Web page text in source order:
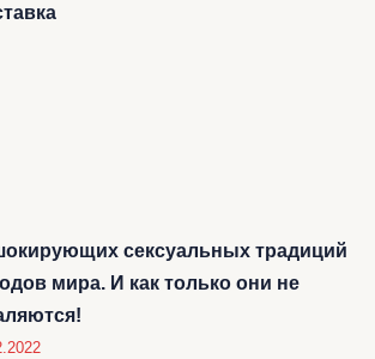
сексуальных традиций
мира. И как только они не